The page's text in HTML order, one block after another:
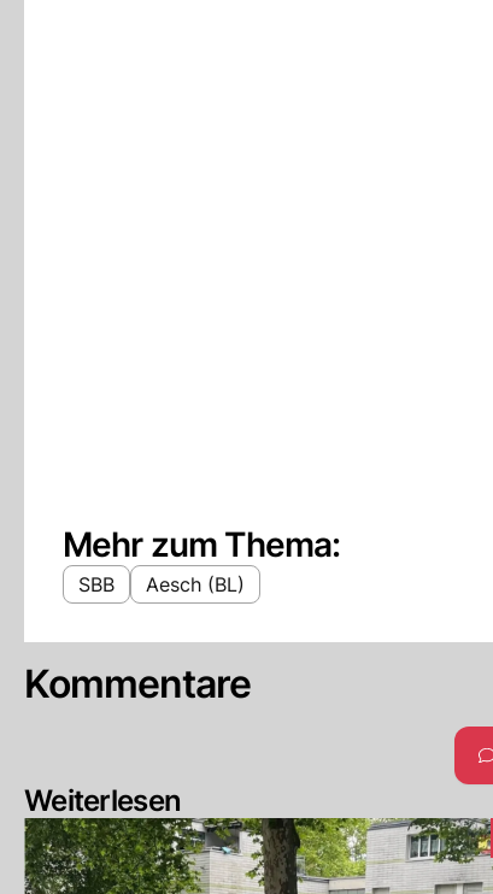
Mehr zum Thema:
SBB Aesch (BL)
Kommentare
Weiterlesen